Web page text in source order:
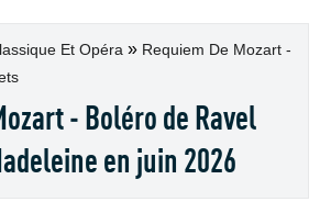
Et Opéra » Requiem De Mozart -
- Boléro de Ravel
en juin 2026